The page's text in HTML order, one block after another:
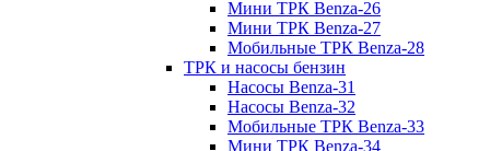
Мини ТРК Benza-26
Мини ТРК Benza-27
Мобильные ТРК Benza-28
ТРК и насосы бензин
Насосы Benza-31
Насосы Benza-32
Мобильные ТРК Benza-33
Мини ТРК Benza-34